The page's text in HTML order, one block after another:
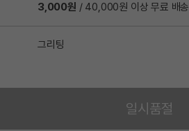
3,000원 / 40,000원 이상 무료 배송
그리팅
일시품절